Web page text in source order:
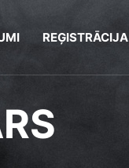
REĢISTRĀCIJA